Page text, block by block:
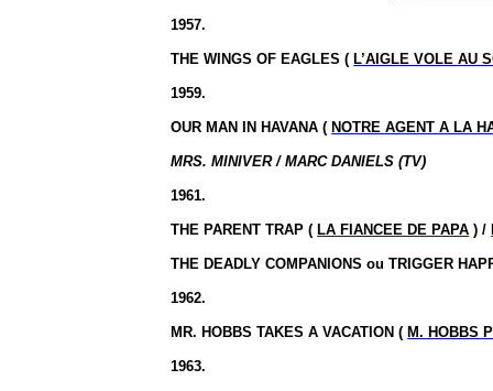
1957.
THE WINGS OF EAGLES ( L’AIGLE VOLE AU
1959.
OUR MAN IN HAVANA ( NOTRE AGENT A LA
MRS. MINIVER / MARC DANIELS (TV)
1961.
THE PARENT TRAP ( LA FIANCEE DE PAPA ) /
THE DEADLY COMPANIONS ou TRIGGER
1962.
MR. HOBBS TAKES A VACATION ( M. HOBBS
1963.